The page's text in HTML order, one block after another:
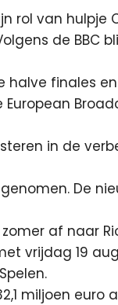
rol van
de BBC
halve finales
in de
De
af naar
vrijdag 19
miljoen euro